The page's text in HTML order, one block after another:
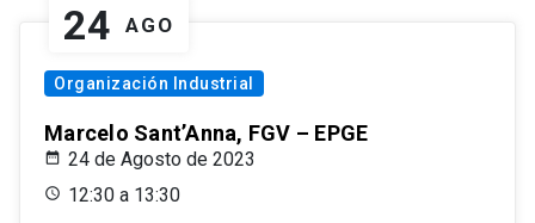
24 AGO
Organización Industrial
Marcelo Sant’Anna, FGV – EPGE
24 de Agosto de 2023
12:30 a 13:30